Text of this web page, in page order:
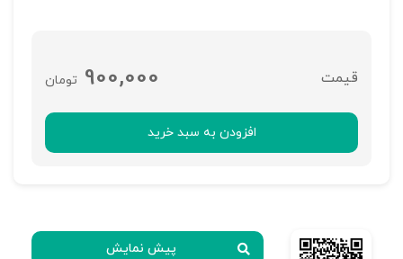
تومان 900,000
افزودن به سبد خرید
پیش نمایش